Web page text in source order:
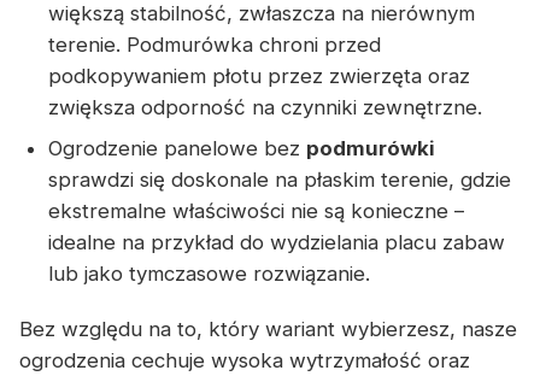
większą stabilność, zwłaszcza na nierównym
terenie. Podmurówka chroni przed
podkopywaniem płotu przez zwierzęta oraz
zwiększa odporność na czynniki zewnętrzne.
Ogrodzenie panelowe bez podmurówki
sprawdzi się doskonale na płaskim terenie, gdzie
ekstremalne właściwości nie są konieczne –
idealne na przykład do wydzielania placu zabaw
lub jako tymczasowe rozwiązanie.
Bez względu na to, który wariant wybierzesz, nasze
ogrodzenia cechuje wysoka wytrzymałość oraz